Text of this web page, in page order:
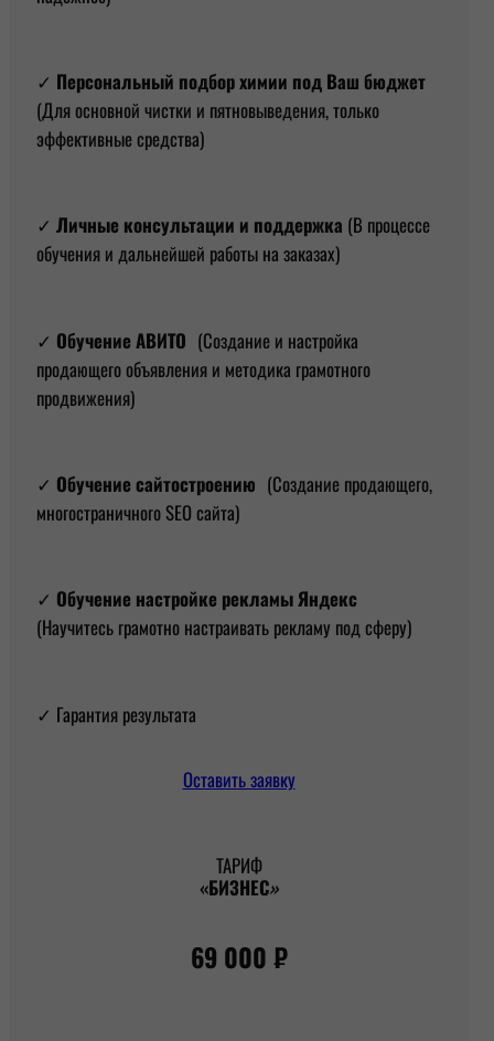
✓ Персональный подбор химии под Ваш бюджет
(Для основной чистки и пятновыведения, только
эффективные средства)
✓ Личные консультации и поддержка (В процессе
обучения и дальнейшей работы на заказах)
✓ Обучение АВИТО (Создание и настройка
продающего объявления и методика грамотного
продвижения)
✓ Обучение сайтостроению (Создание продающего,
многостраничного SEO сайта)
✓ Обучение настройке рекламы Яндекс
(Научитесь грамотно настраивать рекламу под сферу)
✓ Гарантия результата
Оставить заявку
ТАРИФ
«БИЗНЕС»
69 000 ₽